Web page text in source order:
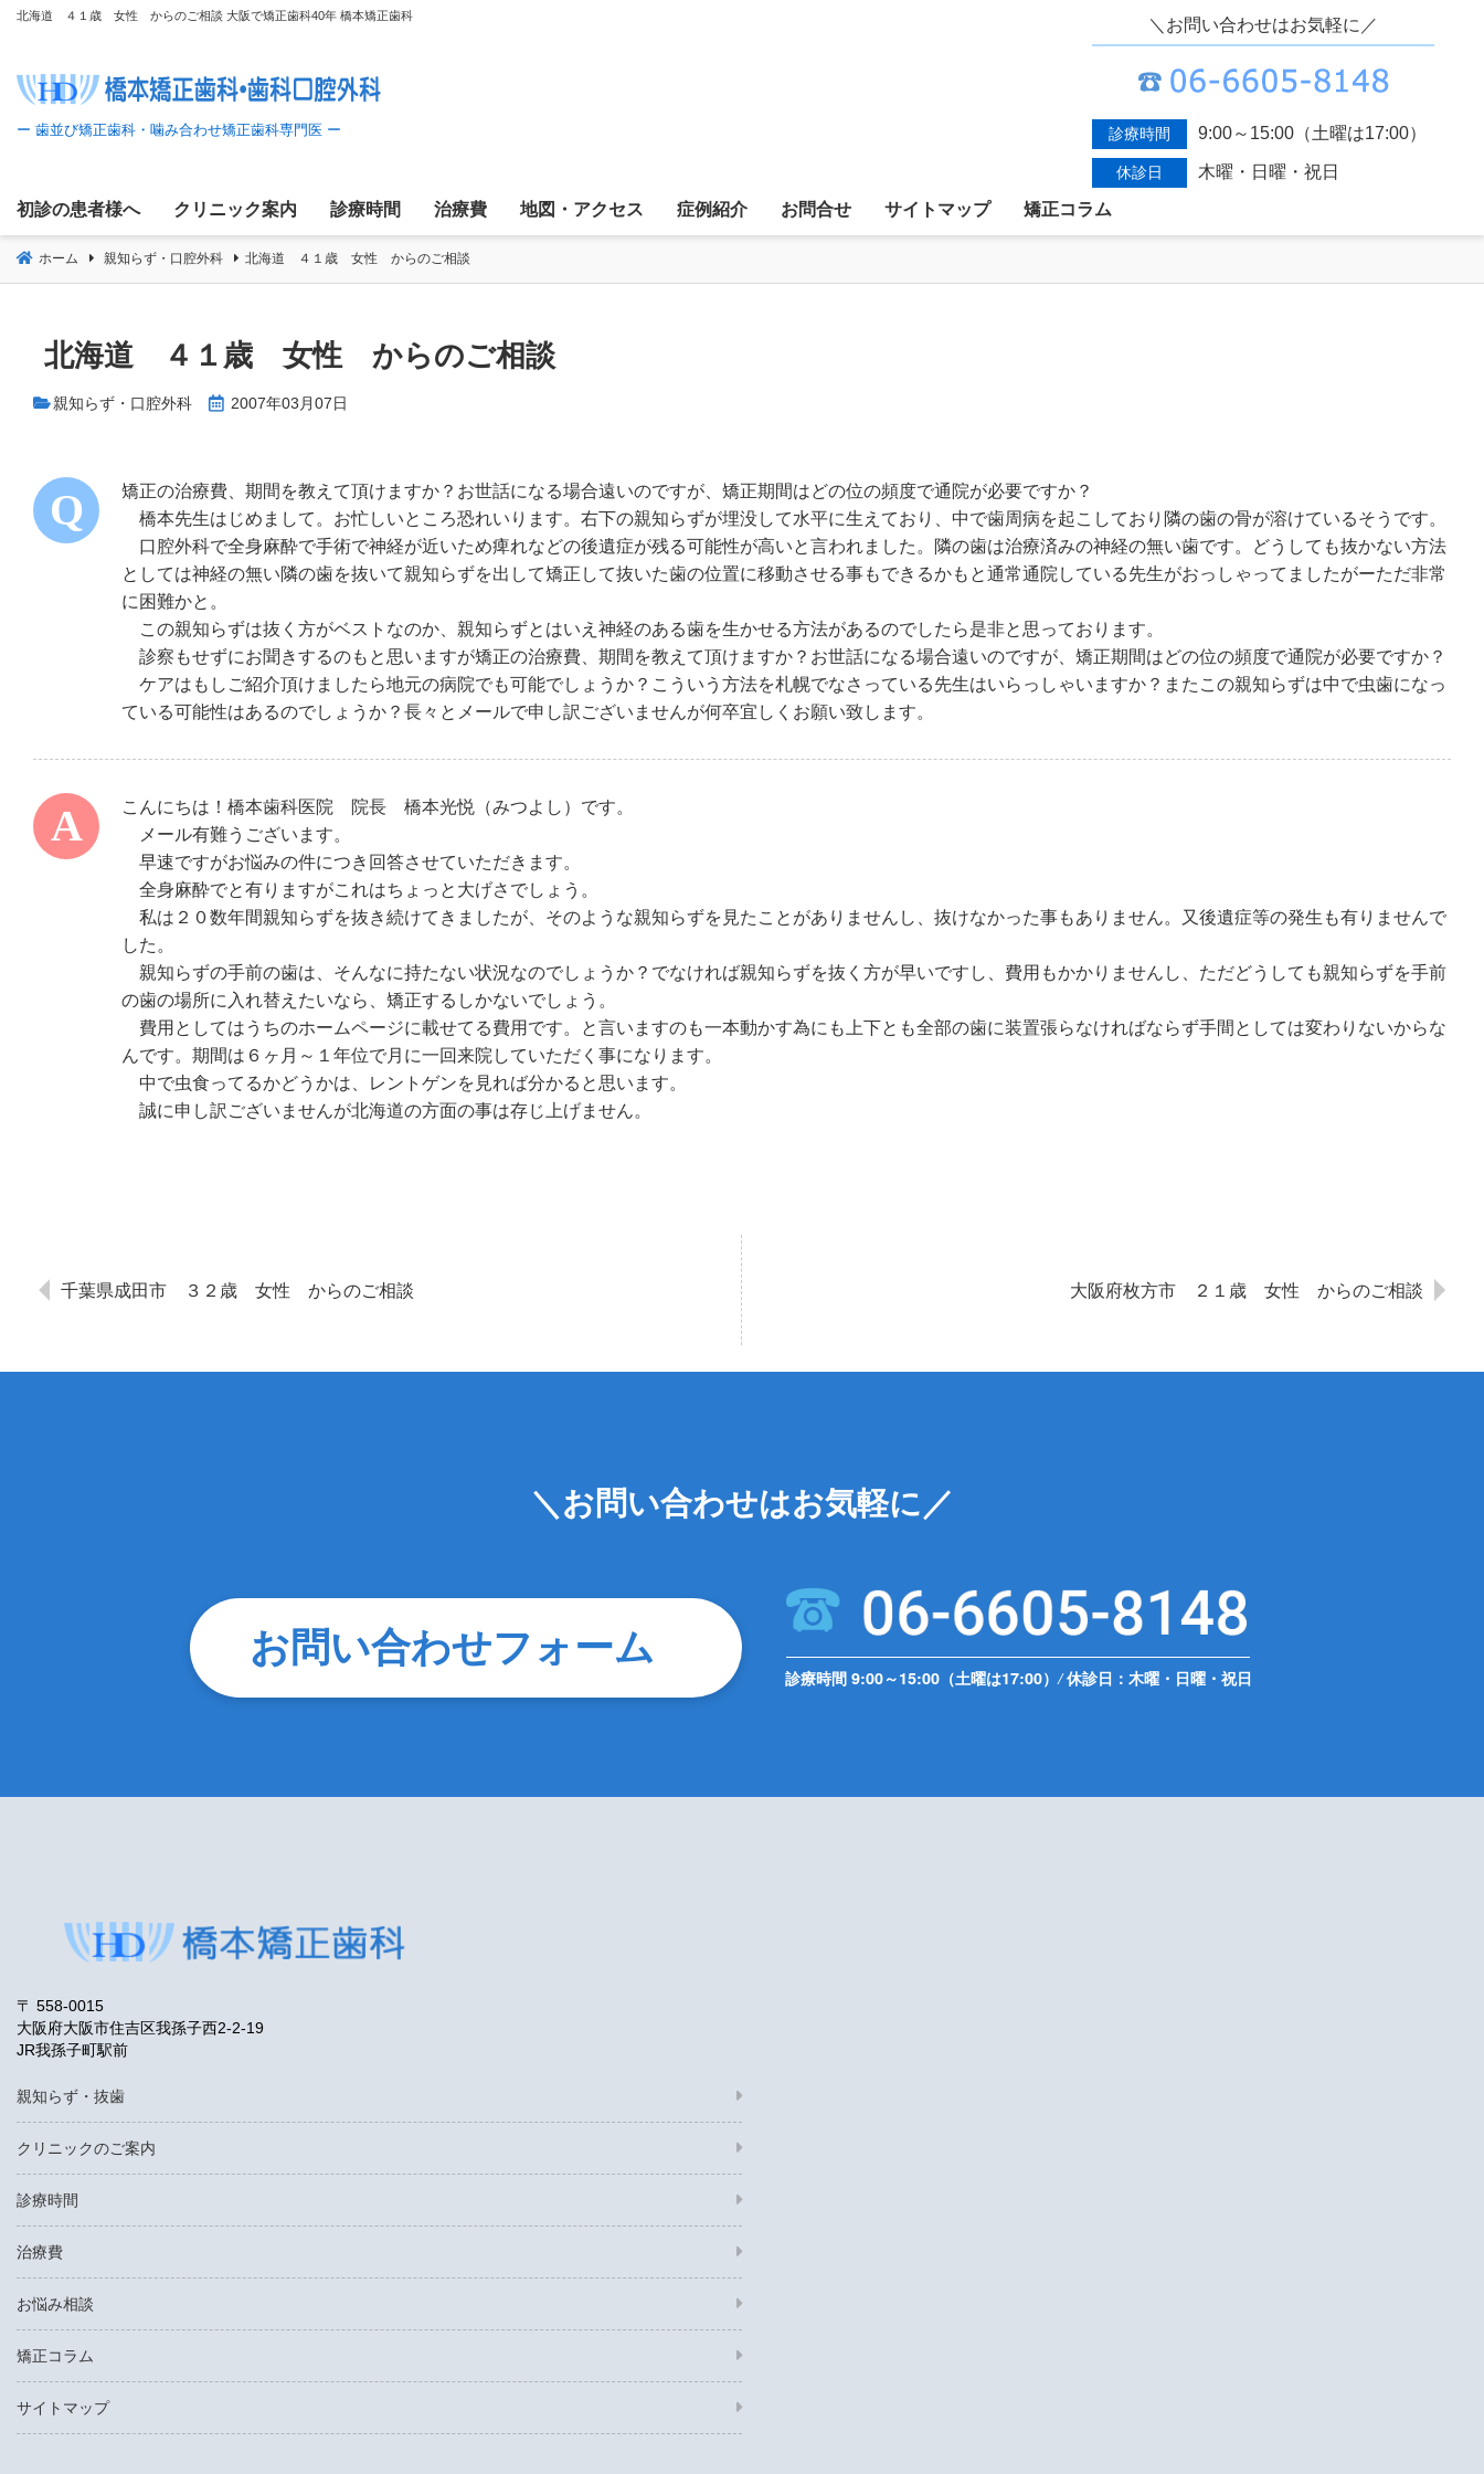
北海道 ４１歳 女性 からのご相談 大阪で矯正歯科40年 橋本矯正歯科 ＼お問い合わせはお気軽に／
診療時間 9:00～15:00（土曜は17:00）
休診日 木曜・日曜・祝日
初診の患者様へ クリニック案内 診療時間 治療費 地図・アクセス 症例紹介 お問合せ サイトマップ 矯正コラム
ホーム 親知らず・口腔外科 北海道 ４１歳 女性 からのご相談
北海道 ４１歳 女性 からのご相談
親知らず・口腔外科 2007年03月07日
矯正の治療費、期間を教えて頂けますか？お世話になる場合遠いのですが、矯正期間はどの位の頻度で通院が必要ですか？
橋本先生はじめまして。お忙しいところ恐れいります。右下の親知らずが埋没して水平に生えており、中で歯周病を起こしており隣の歯の骨が溶けているそうです。
口腔外科で全身麻酔で手術で神経が近いため痺れなどの後遺症が残る可能性が高いと言われました。隣の歯は治療済みの神経の無い歯です。どうしても抜かない方法
としては神経の無い隣の歯を抜いて親知らずを出して矯正して抜いた歯の位置に移動させる事もできるかもと通常通院している先生がおっしゃってましたがーただ非常
に困難かと。
この親知らずは抜く方がベストなのか、親知らずとはいえ神経のある歯を生かせる方法があるのでしたら是非と思っております。
診察もせずにお聞きするのもと思いますが矯正の治療費、期間を教えて頂けますか？お世話になる場合遠いのですが、矯正期間はどの位の頻度で通院が必要ですか？
ケアはもしご紹介頂けましたら地元の病院でも可能でしょうか？こういう方法を札幌でなさっている先生はいらっしゃいますか？またこの親知らずは中で虫歯になっ
ている可能性はあるのでしょうか？長々とメールで申し訳ございませんが何卒宜しくお願い致します。
こんにちは！橋本歯科医院 院長 橋本光悦（みつよし）です。
メール有難うございます。
早速ですがお悩みの件につき回答させていただきます。
全身麻酔でと有りますがこれはちょっと大げさでしょう。
私は２０数年間親知らずを抜き続けてきましたが、そのような親知らずを見たことがありませんし、抜けなかった事もありません。又後遺症等の発生も有りませんで
した。
親知らずの手前の歯は、そんなに持たない状況なのでしょうか？でなければ親知らずを抜く方が早いですし、費用もかかりませんし、ただどうしても親知らずを手前
の歯の場所に入れ替えたいなら、矯正するしかないでしょう。
費用としてはうちのホームページに載せてる費用です。と言いますのも一本動かす為にも上下とも全部の歯に装置張らなければならず手間としては変わりないからな
んです。期間は６ヶ月～１年位で月に一回来院していただく事になります。
中で虫食ってるかどうかは、レントゲンを見れば分かると思います。
誠に申し訳ございませんが北海道の方面の事は存じ上げません。
千葉県成田市 ３２歳 女性 からのご相談 大阪府枚方市 ２１歳 女性 からのご相談
＼お問い合わせはお気軽に／
お問い合わせフォーム
診療時間 9:00～15:00（土曜は17:00） /休診日：木曜・日曜・祝日
〒 558-0015
大阪府大阪市住吉区我孫子西2-2-19
JR我孫子町駅前
親知らず・抜歯
クリニックのご案内
診療時間
治療費
お悩み相談
矯正コラム
サイトマップ